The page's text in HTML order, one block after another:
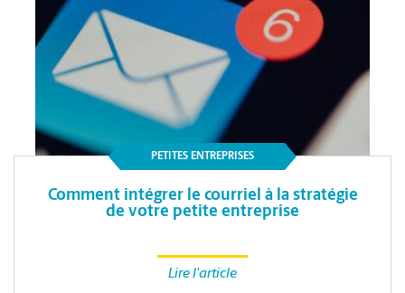
PETITES ENTREPRISES
Comment intégrer le courriel à la stratégie
de votre petite entreprise
Lire l'article